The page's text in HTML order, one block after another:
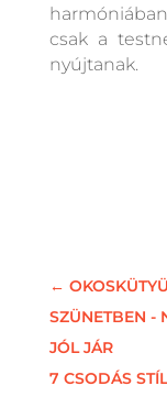
csak a
nyújtanak.
←
SZÜNETBEN -
JÓL JÁR
7 CSODÁS